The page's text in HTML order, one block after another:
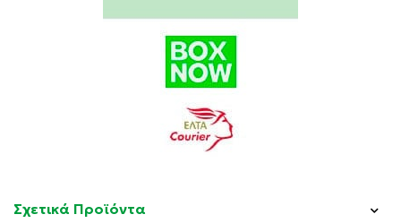
Ινδικό κάλαμο.
Σχετικά Προϊόντα